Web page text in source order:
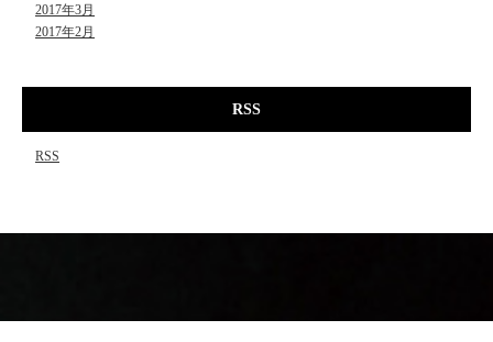
2017年3月
2017年2月
RSS
RSS